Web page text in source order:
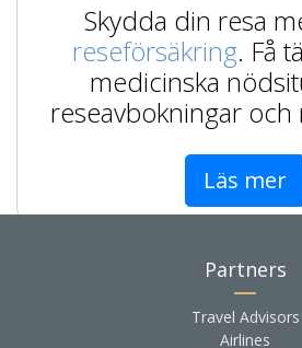
Skydda din resa
reseförsäkring. Få
medicinska
reseavbokningar och
Läs mer
Partners
Travel Advisors
Airlines